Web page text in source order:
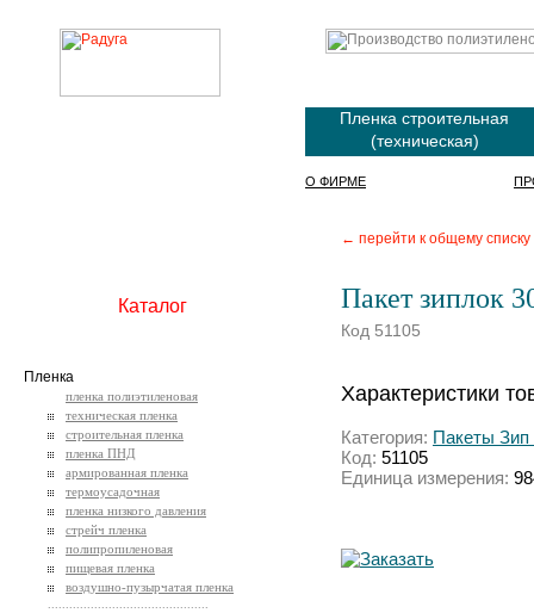
Пленка строительная
(техническая)
О ФИРМЕ
← перейти к общему списку
Пакет зиплок
Код 51105
Характеристики
Категория: Пакеты Зип
Код: 51105
Единица измерения:
Каталог
Пленка
пленка полиэтиленовая
техническая пленка
строительная пленка
пленка ПНД
армированная пленка
термоусадочная
пленка низкого давления
стрейч пленка
полипропиленовая
пищевая пленка
воздушно-пузырчатая пленка